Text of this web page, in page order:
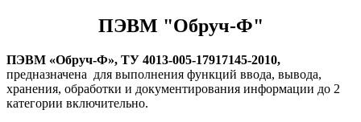
ПЭВМ "Обруч-Ф"
ПЭВМ «Обруч-Ф», ТУ 4013-005-17917145-2010,
предназначена для выполнения функций ввода, вывода,
хранения, обработки и документирования информации до 2
категории включительно.